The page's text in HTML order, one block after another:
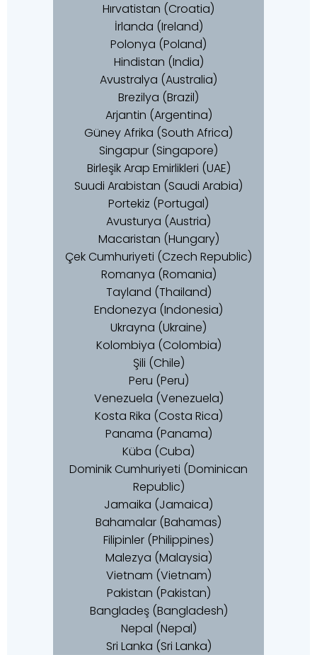
Hırvatistan (Croatia)
İrlanda (Ireland)
Polonya (Poland)
Hindistan (India)
Avustralya (Australia)
Brezilya (Brazil)
Arjantin (Argentina)
Güney Afrika (South Africa)
Singapur (Singapore)
Birleşik Arap Emirlikleri (UAE)
Suudi Arabistan (Saudi Arabia)
Portekiz (Portugal)
Avusturya (Austria)
Macaristan (Hungary)
Çek Cumhuriyeti (Czech Republic)
Romanya (Romania)
Tayland (Thailand)
Endonezya (Indonesia)
Ukrayna (Ukraine)
Kolombiya (Colombia)
Şili (Chile)
Peru (Peru)
Venezuela (Venezuela)
Kosta Rika (Costa Rica)
Panama (Panama)
Küba (Cuba)
Dominik Cumhuriyeti (Dominican
Republic)
Jamaika (Jamaica)
Bahamalar (Bahamas)
Filipinler (Philippines)
Malezya (Malaysia)
Vietnam (Vietnam)
Pakistan (Pakistan)
Bangladeş (Bangladesh)
Nepal (Nepal)
Sri Lanka (Sri Lanka)